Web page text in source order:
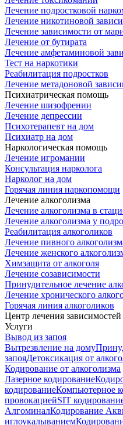
Лечение подростковой
Лечение никотиновой
Лечение зависимости от
Лечение от бутирата
Лечение амфетаминовой
Тест на наркотики
Реабилитация подростков
Лечение метадоновой
Психиатрическая помощь
Лечение шизофрении
Лечение депрессии
Психотерапевт на дом
Психиатр на дом
Наркологическая помощь
Лечение игромании
Консультация нарколога
Нарколог на дом
Горячая линия наркопомощи
Лечение алкоголизма
Лечение алкоголизма в
Лечение алкоголизма у
Реабилитация алкоголиков
Лечение пивного
Лечение женского
Химзащита от алкоголя
Лечение созависимости
Принудительное лечение
Лечение хронического
Горячая линия алкоголиков
Центр лечения зависимостей
Услуги
Вывод из запоя
Вытрезвление на дому
запояДетоксикация от
Кодирование от алкоголизма
Лазерное кодирование
кодированиеКомпьютерное
провокациейSIT
АлгоминалКодирование
иглоукалыванием